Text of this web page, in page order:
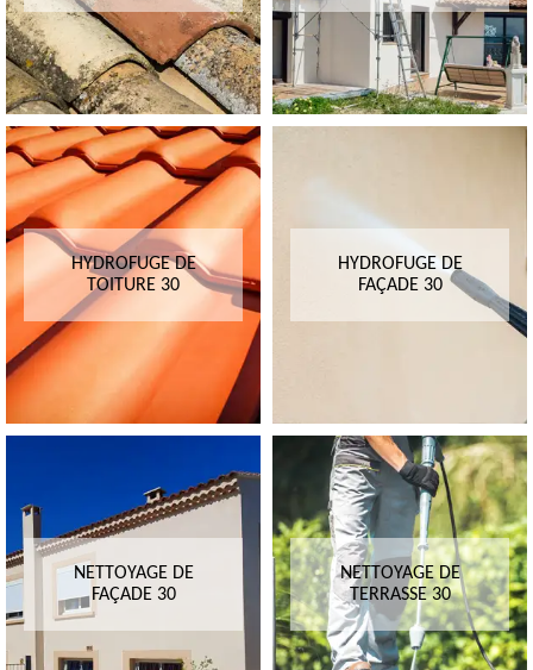
HYDROFUGE DE
TOITURE 30
HYDROFUGE DE
FAÇADE 30
NETTOYAGE DE
FAÇADE 30
NETTOYAGE DE
TERRASSE 30